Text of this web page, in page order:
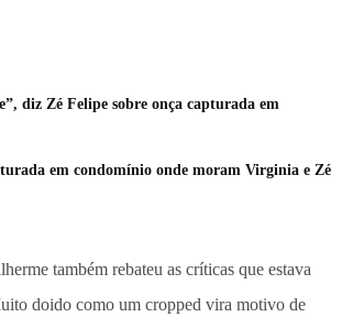
diz Zé Felipe sobre onça capturada em
em condomínio onde moram Virginia e Zé
também rebateu as críticas que estava
doido como um cropped vira motivo de